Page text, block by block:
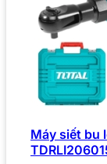
Máy siết bu